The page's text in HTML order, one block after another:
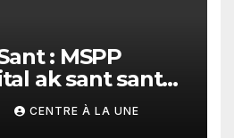
: MSPP
ak sant sante
kagezon
CENTRE À LA UNE